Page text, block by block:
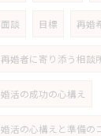
面談 目標 再婚
再婚者に寄り添う相談
婚活の成功の心構え
婚活の心構えと準備の